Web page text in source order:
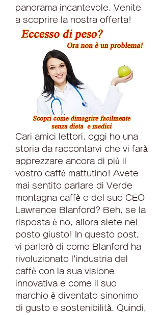
panorama incantevole. Venite
a scoprire la nostra offerta!
Cari amici lettori, oggi ho una
storia da raccontarvi che vi farà
apprezzare ancora di più il
vostro caffè mattutino! Avete
mai sentito parlare di Verde
montagna caffè e del suo CEO
Lawrence Blanford? Beh, se la
risposta è no, allora siete nel
posto giusto! In questo post,
vi parlerò di come Blanford ha
rivoluzionato l'industria del
caffè con la sua visione
innovativa e come il suo
marchio è diventato sinonimo
di gusto e sostenibilità. Quindi,